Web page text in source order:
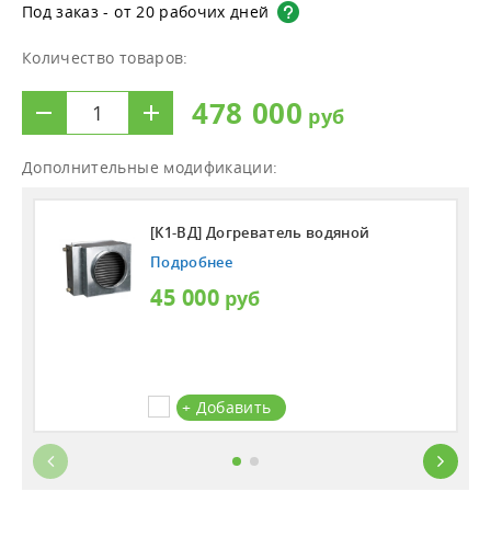
Под заказ - от 20 рабочих дней
Количество товаров:
478 000
Дополнительные модификации:
+ Добавить
[К1-ВД] Догреватель водяной
Подробнее
45 000